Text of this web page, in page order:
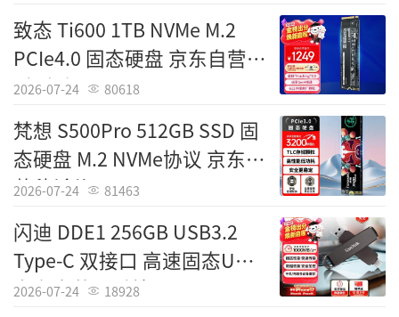
致态 Ti600 1TB NVMe M.2
PCIe4.0 固态硬盘 京东自营限
时到手1249元
2026-07-24 80618
梵想 S500Pro 512GB SSD 固
态硬盘 M.2 NVMe协议 京东自
营秒杀价578元
2026-07-24 81463
闪迪 DDE1 256GB USB3.2
Type-C 双接口 高速固态U盘
京东自营限时特价457元
2026-07-24 18928